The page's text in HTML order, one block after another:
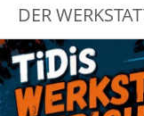
DER